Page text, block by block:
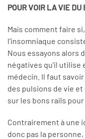
POUR VOIR LA VIE DU
Mais comment faire
l’insomniaque
Nous essayons alors
négatives qu’il utilise
médecin. Il faut
des pulsions de vie et
sur les bons rails
Contrairement à une
donc pas la